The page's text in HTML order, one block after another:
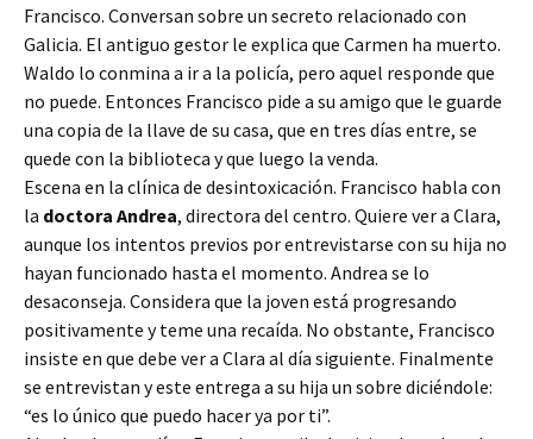
Francisco. Conversan sobre un secreto relacionado con
Galicia. El antiguo gestor le explica que Carmen ha muerto.
Waldo lo conmina a ir a la policía, pero aquel responde que
no puede. Entonces Francisco pide a su amigo que le guarde
una copia de la llave de su casa, que en tres días entre, se
quede con la biblioteca y que luego la venda.
Escena en la clínica de desintoxicación. Francisco habla con
la doctora Andrea, directora del centro. Quiere ver a Clara,
aunque los intentos previos por entrevistarse con su hija no
hayan funcionado hasta el momento. Andrea se lo
desaconseja. Considera que la joven está progresando
positivamente y teme una recaída. No obstante, Francisco
insiste en que debe ver a Clara al día siguiente. Finalmente
se entrevistan y este entrega a su hija un sobre diciéndole:
“es lo único que puedo hacer ya por ti”.